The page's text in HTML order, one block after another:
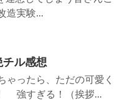
造実験...
ル感想
ったら、ただの可愛く
強すぎる！（挨拶...